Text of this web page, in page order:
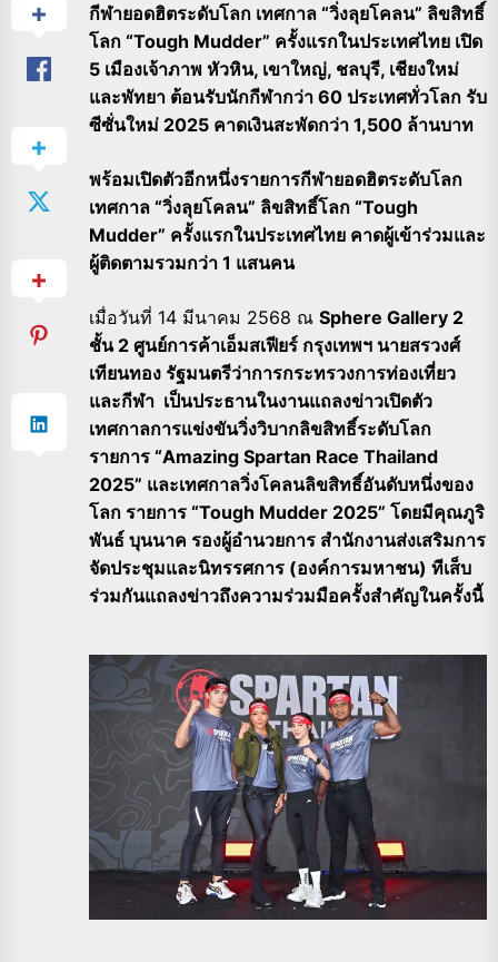
กีฬายอดฮิตระดับโลก เทศกาล “วิ่งลุยโคลน” ลิขสิทธิ์
โลก “Tough Mudder” ครั้งแรกในประเทศไทย เปิด
5 เมืองเจ้าภาพ หัวหิน, เขาใหญ่, ชลบุรี, เชียงใหม่
และพัทยา ต้อนรับนักกีฬากว่า 60 ประเทศทั่วโลก รับ
ซีซั่นใหม่ 2025 คาดเงินสะพัดกว่า 1,500 ล้านบาท
พร้อมเปิดตัวอีกหนึ่งรายการกีฬายอดฮิตระดับโลก
เทศกาล “วิ่งลุยโคลน” ลิขสิทธิ์โลก “Tough
Mudder” ครั้งแรกในประเทศไทย คาดผู้เข้าร่วมและ
ผู้ติดตามรวมกว่า 1 แสนคน
เมื่อวันที่ 14 มีนาคม 2568 ณ Sphere Gallery 2
ชั้น 2 ศูนย์การค้าเอ็มสเฟียร์ กรุงเทพฯ นายสรวงศ์
เทียนทอง รัฐมนตรีว่าการกระทรวงการท่องเที่ยว
และกีฬา เป็นประธานในงานแถลงข่าวเปิดตัว
เทศกาลการแข่งขันวิ่งวิบากลิขสิทธิ์ระดับโลก
รายการ “Amazing Spartan Race Thailand
2025” และเทศกาลวิ่งโคลนลิขสิทธิ์อันดับหนึ่งของ
โลก รายการ “Tough Mudder 2025” โดยมีคุณภูริ
พันธ์ บุนนาค รองผู้อำนวยการ สำนักงานส่งเสริมการ
จัดประชุมและนิทรรศการ (องค์การมหาชน) ทีเส็บ
ร่วมกันแถลงข่าวถึงความร่วมมือครั้งสำคัญในครั้งนี้